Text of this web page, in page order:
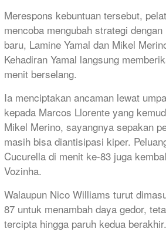
Merespons kebuntuan tersebut,
mencoba mengubah strategi
baru, Lamine Yamal dan Mikel
Kehadiran Yamal langsung
menit berselang.
Ia menciptakan ancaman lewat
kepada Marcos Llorente yang
Mikel Merino, sayangnya sepakan
masih bisa diantisipasi kiper.
Cucurella di menit ke-83 juga
Vozinha.
Walaupun Nico Williams turut
87 untuk menambah daya gedor,
tercipta hingga paruh kedua berakhir.